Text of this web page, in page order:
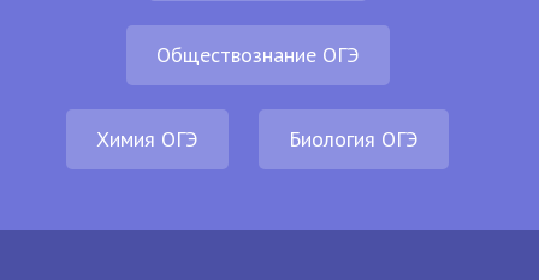
Обществознание ОГЭ
Химия ОГЭ Биология ОГЭ